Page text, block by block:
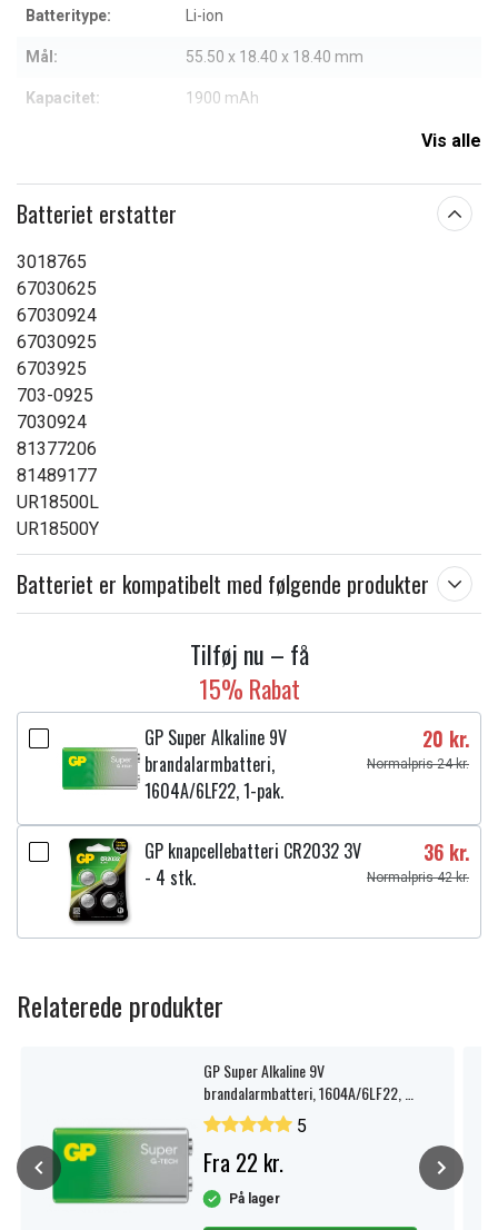
Batteritype: Li-ion
Mål: 55.50 x 18.40 x 18.40 mm
Kapacitet: 1900 mAh
Vis alle
Batteriet erstatter
3018765
67030625
67030924
67030925
6703925
703-0925
7030924
81377206
81489177
UR18500L
UR18500Y
Batteriet er kompatibelt med følgende produkter
Tilføj nu – få
15% Rabat
GP Super Alkaline 9V
brandalarmbatteri,
1604A/6LF22, 1-pak.
20 kr.
Normalpris 24 kr.
GP knapcellebatteri CR2032 3V
- 4 stk.
36 kr.
Normalpris 42 kr.
Relaterede produkter
GP Super Alkaline 9V
brandalarmbatteri, 1604A/6LF22, 1-
pak.
5
Fra 22 kr.
På lager